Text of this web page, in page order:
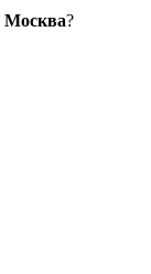
Москва?